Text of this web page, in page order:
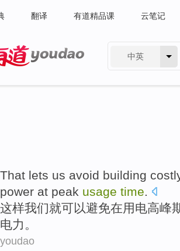
翻译 有道精品课 云笔记
中英
That lets us avoid building
power at peak usage time.
这样我们就可以避免在用电高峰
电力 。
youdao